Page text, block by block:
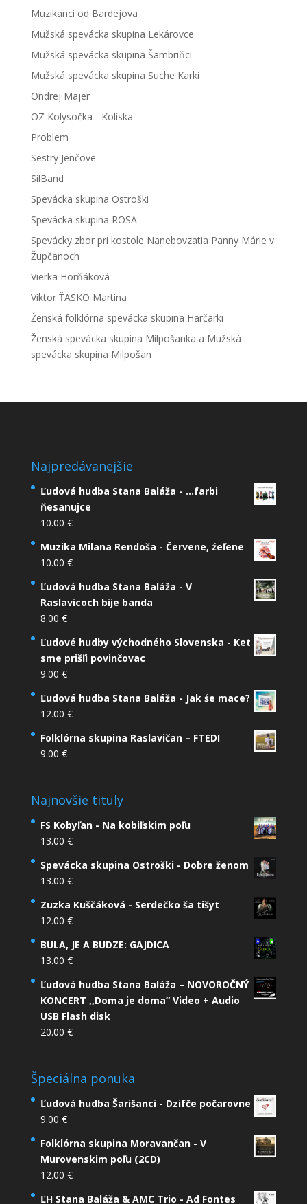
Muzikanci od Bardejova
Mužská spevácka skupina Lekárovce
Mužská spevácka skupina Šambriňci
Mužská spevácka skupina Suche Karki
Ondrej Majer
OZ Kolysočka - Kolíska
Problem
Sestry Jenčove
SilBand
Spevácka skupina Ostroški
Spevácka skupina ROSA
Spevácky zbor pri kostole Nanebovzatia Panny Márie v
Župčanoch
Vierka Horňáková
Viktor ŤASKO Martina
Ženská folklórna spevácka skupina Harčarki
Ženská spevácka skupina Milpošanka a Mužská
spevácka skupina Milpošan
Najpredávanejšie
Ľudová hudba Stana Baláža - ...farbi
ňesanujce
10.00 €
Muzika Milana Rendoša - Červene, źeľene
10.00 €
Ľudová hudba Stana Baláža - V
Raslavicoch bije banda
8.00 €
Ľudové hudby východného Slovenska - Ket
sme prišľi povinčovac
9.00 €
Ľudová hudba Stana Baláža - Jak śe mace?
12.00 €
Folklórna skupina Raslavičan – FTEDI
9.00 €
Najnovšie tituly
FS Kobyľan - Na kobiľskim poľu
13.00 €
Spevácka skupina Ostroški - Dobre ženom
13.00 €
Zuzka Kuščáková - Serdečko ša tišyt
12.00 €
BULA, JE A BUDZE: GAJDICA
13.00 €
Ľudová hudba Stana Baláža – NOVOROČNÝ
KONCERT ,,Doma je doma” Video + Audio
USB Flash disk
20.00 €
Špeciálna ponuka
Ľudová hudba Šarišanci - Dzifče počarovne
9.00 €
Folklórna skupina Moravančan - V
Murovenskim poľu (2CD)
12.00 €
ĽH Stana Baláža & AMC Trio - Ad Fontes